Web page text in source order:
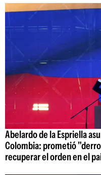
Abelardo de la Espriella
Colombia: prometió
recuperar el orden en el